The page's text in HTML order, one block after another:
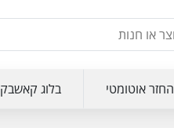
החזר אוטומטי בלוג קאשבק